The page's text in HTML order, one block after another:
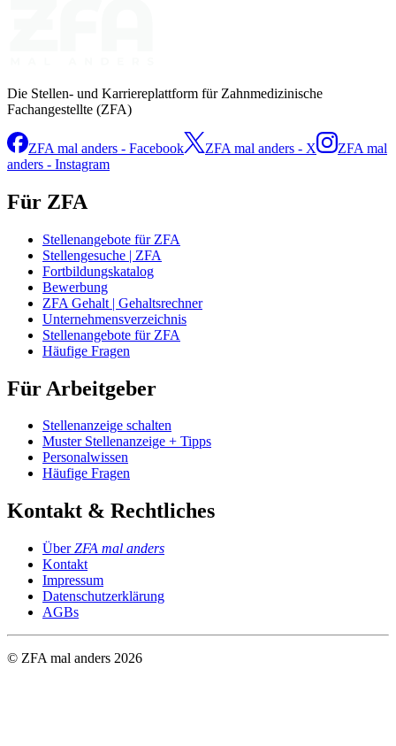
Die Stellen- und Karriereplattform für Zahnmedizinische
Fachangestellte (ZFA)
ZFA mal anders - Facebook ZFA mal anders - X
ZFA mal
anders - Instagram
Für ZFA
Stellenangebote für ZFA
Stellengesuche | ZFA
Fortbildungskatalog
Bewerbung
ZFA Gehalt | Gehaltsrechner
Unternehmensverzeichnis
Stellenangebote für ZFA
Häufige Fragen
Für Arbeitgeber
Stellenanzeige schalten
Muster Stellenanzeige + Tipps
Personalwissen
Häufige Fragen
Kontakt & Rechtliches
ÜberZFA mal anders
Kontakt
Impressum
Datenschutzerklärung
AGBs
© ZFA mal anders 2026